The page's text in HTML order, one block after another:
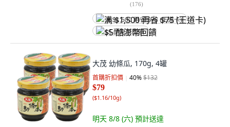
(176)
满 $1,500 再省 $75 (王道卡)
$5 酷澎幣回饋
大茂 幼條瓜, 170g, 4罐
首購折扣價 40%$132
$79
($1.16/10g)
明天 8/8 (六) 預計送達